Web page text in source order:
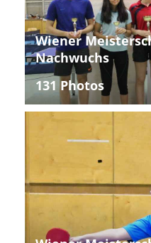
Wiener
Nachwuchs
131 Photos